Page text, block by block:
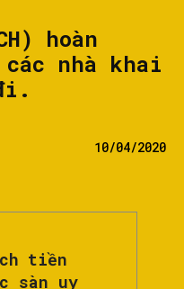
hoàn
nhà khai
10/04/2020
tiền
sàn uy